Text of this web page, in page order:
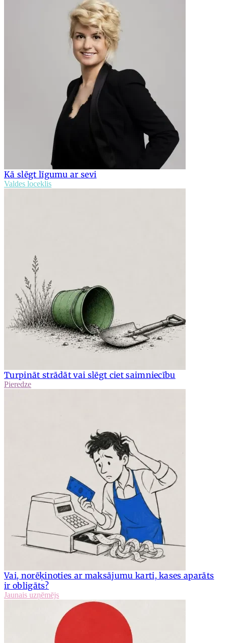
Kā slēgt līgumu ar sevi
Valdes loceklis
Turpināt strādāt vai slēgt ciet saimniecību
Pieredze
Vai, norēķinoties ar maksājumu karti, kases aparāts
ir obligāts?
Jaunais uzņēmējs